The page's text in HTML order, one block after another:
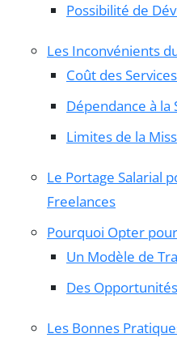
Possibilité de
Les Inconvénients
Coût des
Dépendance à la
Limites de la
Le Portage Salarial
Freelances
Pourquoi Opter
Un Modèle de
Des
Les Bonnes